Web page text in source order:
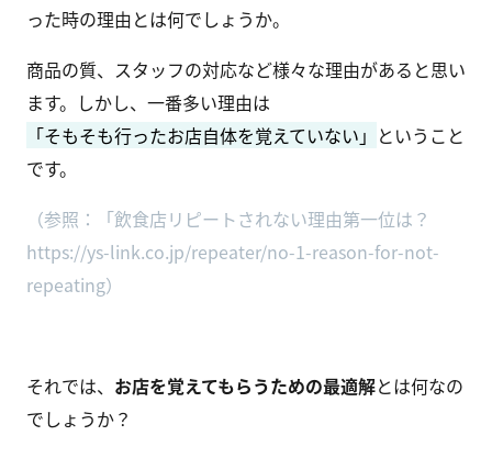
った時の理由とは何でしょうか。
商品の質、スタッフの対応など様々な理由があると思い
ます。しかし、一番多い理由は
「そもそも行ったお店自体を覚えていない」 ということ
です。
（参照：「飲食店リピートされない理由第一位は？
https://ys-link.co.jp/repeater/no-1-reason-for-not-
repeating）
それでは、 お店を覚えてもらうための最適解とは何なの
でしょうか？